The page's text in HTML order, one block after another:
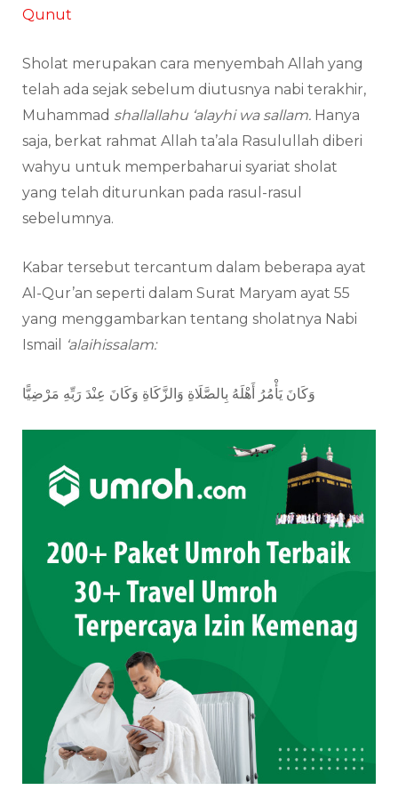
Qunut
Sholat merupakan cara menyembah Allah yang
telah ada sejak sebelum diutusnya nabi terakhir,
Muhammad shallallahu ‘alayhi wa sallam. Hanya
saja, berkat rahmat Allah ta’ala Rasulullah diberi
wahyu untuk memperbaharui syariat sholat
yang telah diturunkan pada rasul-rasul
sebelumnya.
Kabar tersebut tercantum dalam beberapa ayat
Al-Qur’an seperti dalam Surat Maryam ayat 55
yang menggambarkan tentang sholatnya Nabi
Ismail
‘alaihissalam:
وَكَانَ يَأْمُرُ أَهْلَهُ بِالصَّلَاةِ وَالزَّكَاةِ وَكَانَ عِنْدَ رَبِّهِ مَرْضِيًّا